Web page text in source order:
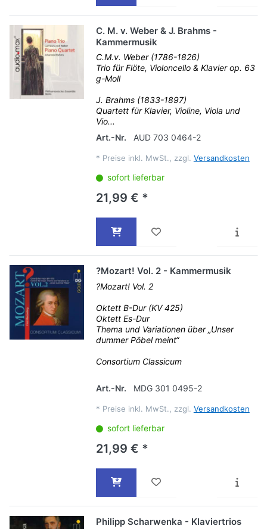
C. M. v. Weber & J. Brahms -
Kammermusik
C.M.v. Weber (1786-1826)
Trio für Flöte, Violoncello & Klavier op. 63
g-Moll
J. Brahms (1833-1897)
Quartett für Klavier, Violine, Viola und
Vio...
Art.-Nr.
AUD 703 0464-2
* Preise inkl. MwSt., zzgl. Versandkosten
sofort lieferbar
21,99 € *
?Mozart! Vol. 2 - Kammermusik
?Mozart! Vol. 2
Oktett B-Dur (KV 425)
Oktett Es-Dur
Thema und Variationen über „Unser
dummer Pöbel meint“
Consortium Classicum
Art.-Nr. MDG 301 0495-2
* Preise inkl. MwSt., zzgl. Versandkosten
sofort lieferbar
21,99 € *
Philipp Scharwenka - Klaviertrios